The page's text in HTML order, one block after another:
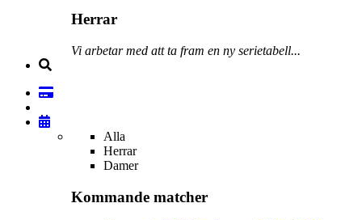
Herrar
Vi arbetar med att ta fram en ny serietabell...
Alla
Herrar
Damer
Kommande matcher